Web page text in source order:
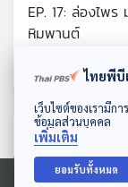
ดาวน์โหลด Thai PBS
EP. 17: ล่องไพ
หิมพานต์
ตอนที่เกี่ยวข้อง
ไทยพีบี
เว็บไซต์ของเรามีก
ข้อมูลส่วนบุคคล
เพิ่มเติม
ยอมรับทั้งหมด